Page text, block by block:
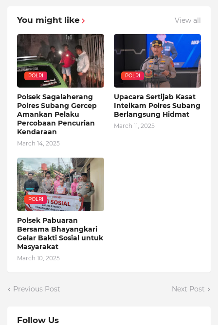
You might like View all
POLRI
Polsek Sagalaherang
Polres Subang Gercep
Amankan Pelaku
Percobaan Pencurian
Kendaraan
March 14, 2025
POLRI
Upacara Sertijab Kasat
Intelkam Polres Subang
Berlangsung Hidmat
March 11, 2025
POLRI
Polsek Pabuaran
Bersama Bhayangkari
Gelar Bakti Sosial untuk
Masyarakat
March 10, 2025
Previous Post Next Post
Follow Us